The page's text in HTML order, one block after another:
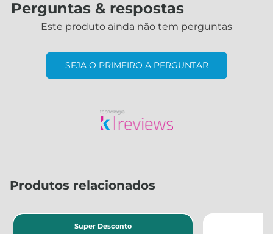
Perguntas & respostas
Este produto ainda não tem perguntas
SEJA O PRIMEIRO A PERGUNTAR
Produtos relacionados
Super Desconto